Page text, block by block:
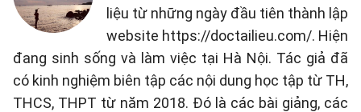
liệu từ những ngày đầu tiên thành lập
website https://doctailieu.com/. Hiện
đang sinh sống và làm việc tại Hà Nội. Tác giả đã
có kinh nghiệm biên tập các nội dung học tập từ TH,
THCS, THPT từ năm 2018. Đó là các bài giảng, các